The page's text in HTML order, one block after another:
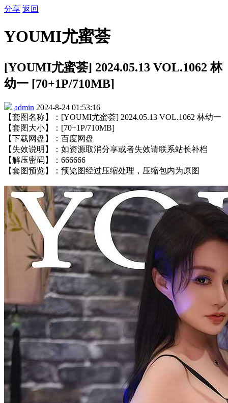
分享 返回
YOUMI尤蜜荟
[YOUMI尤蜜荟] 2024.05.13 VOL.1062 林
幼一 [70+1P/710MB]
admin 2024-8-24 01:53:16
【套图名称】：[YOUMI尤蜜荟] 2024.05.13 VOL.1062 林幼一
【套图大小】：[70+1P/710MB]
【下载网盘】：百度网盘
【失效说明】：如资源取消分享或者失效请联系站长补档
【解压密码】：666666
【套图预览】：预览图经过压缩处理，压缩包内为原图